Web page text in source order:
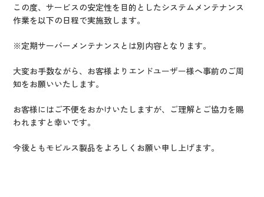
この度、サービスの安定性を目的としたシステムメンテナンス
作業を以下の日程で実施致します。
※定期サーバーメンテナンスとは別内容となります。
大変お手数ながら、お客様よりエンドユーザー様へ事前のご周
知をお願いいたします。
お客様にはご不便をおかけいたしますが、 ご理解とご協力を賜
われますと幸いです。
今後ともモビルス製品をよろしくお願い申し上げます。